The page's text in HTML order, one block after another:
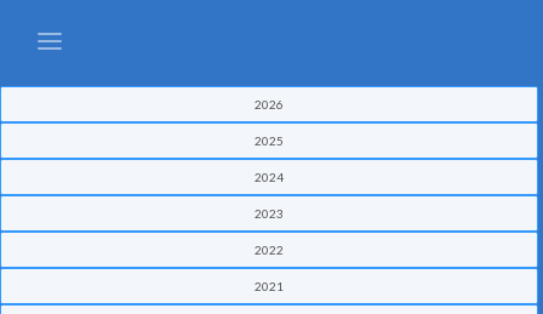
2026
2025
2024
2023
2022
2021